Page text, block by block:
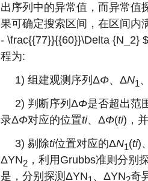
出序列中的异常值，而异常值
果可确定搜索区间，在区间内
- \frac{{77}}{{60}}\Delta {N_2} $
程为:
1) 组建观测序列ΔΦ、ΔN1
2) 判断序列ΔΦ是否超出范
录ΔΦ对应的位置ti、ΔΦ(ti)，
3) 剔除ti位置对应的ΔN1(ti)
ΔYN2 ，利用Grubbs准则分别
是，分别探测ΔYN 、ΔYN 奇